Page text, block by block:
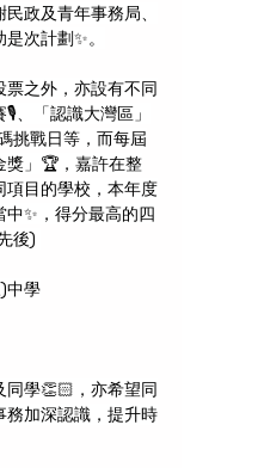
政及青年事務局、
次計劃✨。
之外，亦設有不同
、「認識大灣區」
挑戰日等，而每屆
獎」🏆，嘉許在整
項目的學校，本年度
✨，得分最高的四
後)
中學
學👏🏻，亦希望同
務加深認識，提升時